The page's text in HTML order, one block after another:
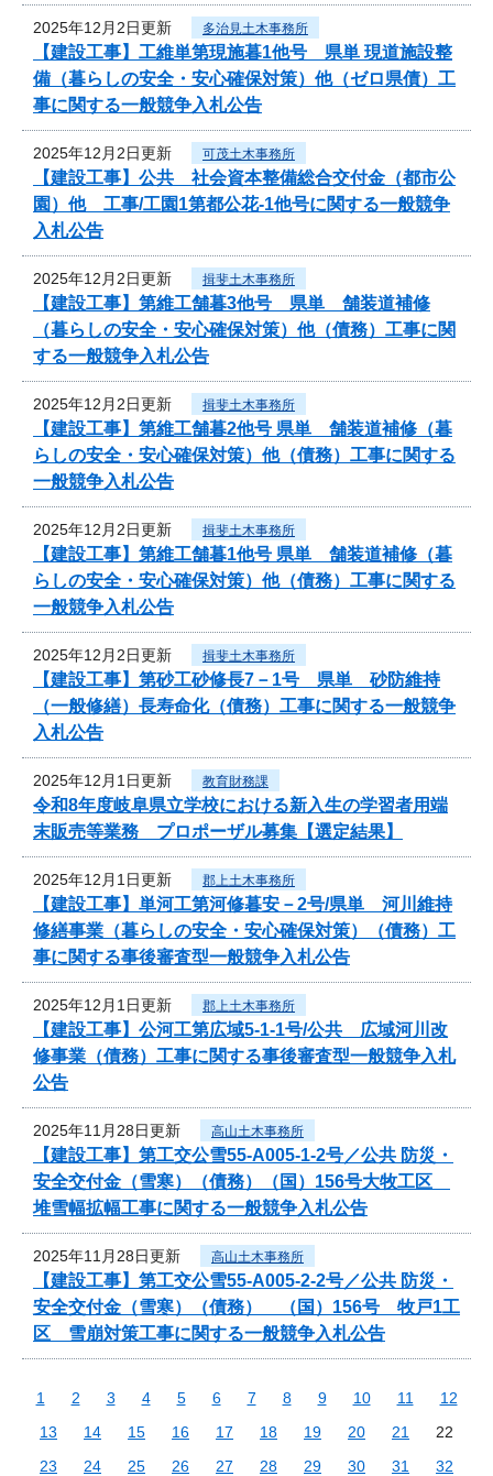
2025年12月2日更新 多治見土木事務所
【建設工事】工維単第現施暮1他号 県単 現道施設整
備（暮らしの安全・安心確保対策）他（ゼロ県債）工
事に関する一般競争入札公告
2025年12月2日更新 可茂土木事務所
【建設工事】公共 社会資本整備総合交付金（都市公
園）他 工事/工園1第都公花-1他号に関する一般競争
入札公告
2025年12月2日更新 揖斐土木事務所
【建設工事】第維工舗暮3他号 県単 舗装道補修
（暮らしの安全・安心確保対策）他（債務）工事に関
する一般競争入札公告
2025年12月2日更新 揖斐土木事務所
【建設工事】第維工舗暮2他号 県単 舗装道補修（暮
らしの安全・安心確保対策）他（債務）工事に関する
一般競争入札公告
2025年12月2日更新 揖斐土木事務所
【建設工事】第維工舗暮1他号 県単 舗装道補修（暮
らしの安全・安心確保対策）他（債務）工事に関する
一般競争入札公告
2025年12月2日更新 揖斐土木事務所
【建設工事】第砂工砂修長7－1号 県単 砂防維持
（一般修繕）長寿命化（債務）工事に関する一般競争
入札公告
2025年12月1日更新 教育財務課
令和8年度岐阜県立学校における新入生の学習者用端
末販売等業務 プロポーザル募集【選定結果】
2025年12月1日更新 郡上土木事務所
【建設工事】単河工第河修暮安－2号/県単 河川維持
修繕事業（暮らしの安全・安心確保対策）（債務）工
事に関する事後審査型一般競争入札公告
2025年12月1日更新 郡上土木事務所
【建設工事】公河工第広域5-1-1号/公共 広域河川改
修事業（債務）工事に関する事後審査型一般競争入札
公告
2025年11月28日更新 高山土木事務所
【建設工事】第工交公雪55-A005-1-2号／公共 防災・
安全交付金（雪寒）（債務）（国）156号大牧工区
堆雪幅拡幅工事に関する一般競争入札公告
2025年11月28日更新 高山土木事務所
【建設工事】第工交公雪55-A005-2-2号／公共 防災・
安全交付金（雪寒）（債務） （国）156号 牧戸1工
区 雪崩対策工事に関する一般競争入札公告
1 2 3 4 5 6 7 8 9 10 11
12
13
14 15 16 17 18 19 20 21
22
23
24 25 26 27 28 29 30 31
32